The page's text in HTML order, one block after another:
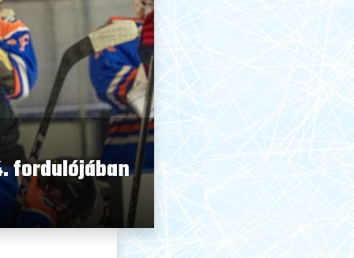
fordulójában